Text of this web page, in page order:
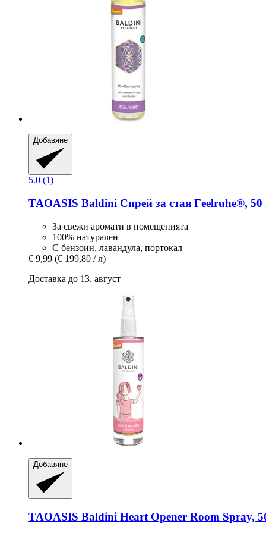
Добавяне
5.0 (1)
TAOASIS Baldini Спрей за стая Feelruhe®,
За свежи аромати в помещенията
100% натурален
С бензоин, лавандула, портокал
€ 9,99 (€ 199,80 / л)
Доставка до 13. август
Добавяне
TAOASIS Baldini Heart Opener Room Spray,